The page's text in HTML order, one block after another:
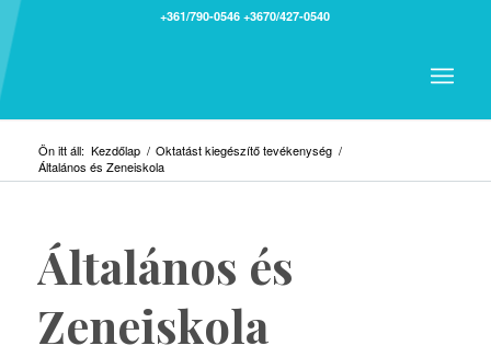
+361/790-0546 +3670/427-0540
Ön itt áll: Kezdőlap / Oktatást kiegészítő tevékenység /
Általános és Zeneiskola
Általános és
Zeneiskola